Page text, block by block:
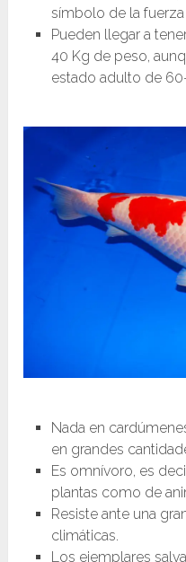
símbolo de la
Pueden llegar a
40 Kg de peso,
estado adulto de
Nada en
en grandes
Es omnívoro, es
plantas como de
Resiste ante una
climáticas.
Los ejemplares